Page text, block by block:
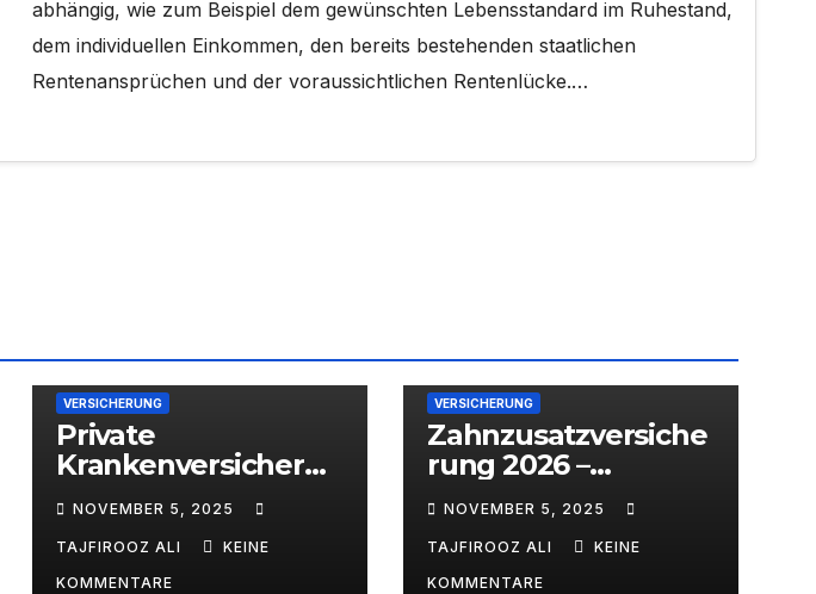
abhängig, wie zum Beispiel dem gewünschten Lebensstandard im Ruhestand,
dem individuellen Einkommen, den bereits bestehenden staatlichen
Rentenansprüchen und der voraussichtlichen Rentenlücke.…
VERSICHERUNG
Private
Krankenversicherun
g 2026 im Vergleich
– Barmenia vs.
ARAG | alitaj.de
NOVEMBER 5, 2025
TAJFIROOZ ALI
KEINE
KOMMENTARE
VERSICHERUNG
Zahnzusatzversiche
rung 2026 –
Barmenia vs. ARAG:
Welcher Anbieter
lohnt sich wirklich?
NOVEMBER 5, 2025
TAJFIROOZ ALI
KEINE
KOMMENTARE